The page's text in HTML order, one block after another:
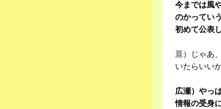
今までは風
のかってい
初めて公表
亘）じゃあ
いたらいい
広瀬）やっ
情報の受身